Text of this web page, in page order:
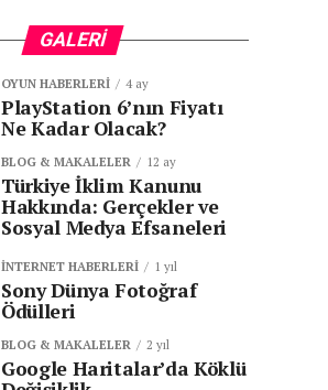
GALERI
OYUN HABERLERI 4 ay
PlayStation 6’nın Fiyatı
Ne Kadar Olacak?
BLOG & MAKALELER 12 ay
Türkiye İklim Kanunu
Hakkında: Gerçekler ve
Sosyal Medya Efsaneleri
İNTERNET HABERLERI 1 yıl
Sony Dünya Fotoğraf
Ödülleri
BLOG & MAKALELER 2 yıl
Google Haritalar’da Köklü